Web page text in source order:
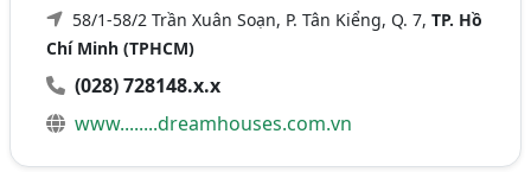
58/1-58/2 Trần Xuân Soạn, P. Tân Kiểng, Q. 7,TP. Hồ
Chí Minh (TPHCM)
(028) 728148.x.x
www........dreamhouses.com.vn